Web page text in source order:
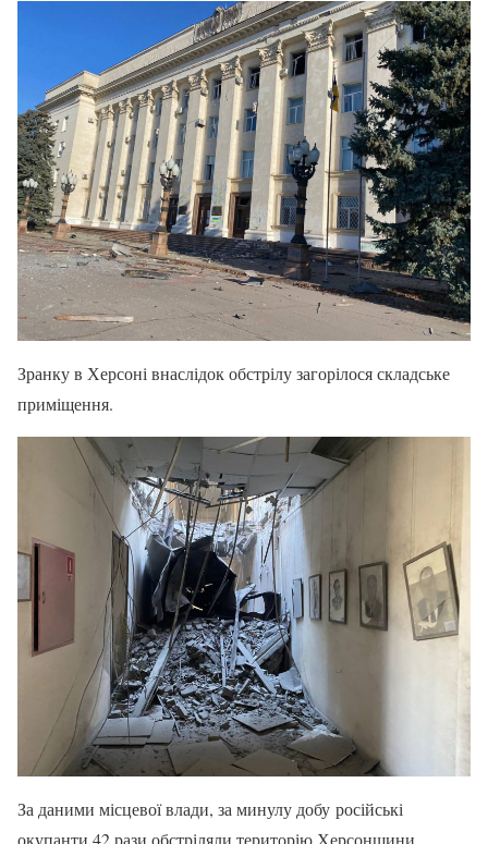
Зранку в Херсоні внаслідок обстрілу загорілося складське
приміщення.
За даними місцевої влади, за минулу добу російські
окупанти 42 рази обстріляли територію Херсонщини.